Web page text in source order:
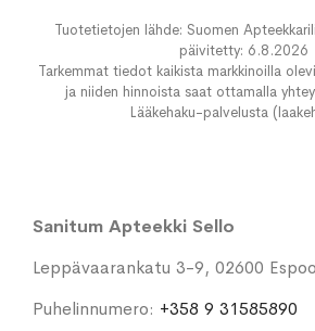
Tuotetietojen lähde: Suomen
päivitetty: 6.8.2026
Tarkemmat tiedot kaikista markkinoilla
ja niiden hinnoista saat ottamalla
Lääkehaku-palvelusta
Sanitum Apteekki Sello
Leppävaarankatu 3-9, 02600
Puhelinnumero: +358 9 31585890